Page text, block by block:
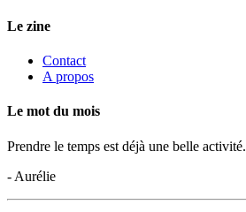
Le zine
Contact
A propos
Le mot du mois
Prendre le temps est déjà une belle activité.
- Aurélie